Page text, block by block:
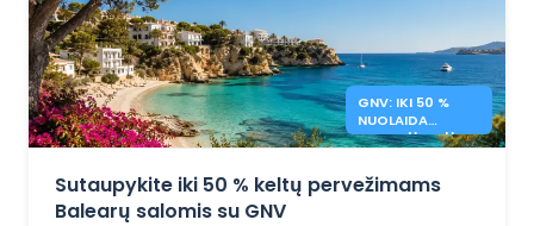
GNV: IKI 50 %
NUOLAIDA
BALEARŲ SALŲ
Sutaupykite iki 50 % keltų pervežimams
Balearų salomis su GNV